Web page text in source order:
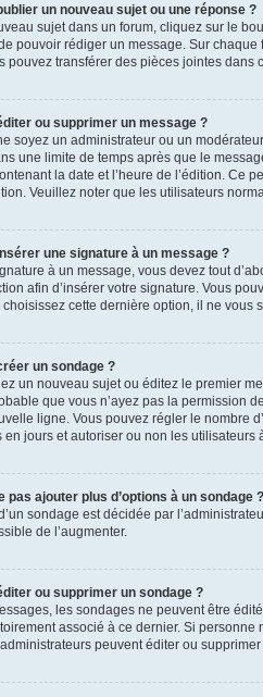
un nouveau sujet ou une réponse ?
sujet dans un forum, cliquez sur le
pouvoir rédiger un message. Sur
pouvez transférer des pièces jointes dans
ou supprimer un message ?
soyez un administrateur ou un
une limite de temps après que le
la date et l’heure de l’édition. Ce
Veuillez noter que les utilisateurs
une signature à un message ?
à un message, vous devez tout
afin d’insérer votre signature. Vous
choisissez cette dernière option, il ne
un sondage ?
un nouveau sujet ou éditez le premier
que vous n’ayez pas la permission
ligne. Vous pouvez régler le nombre
jours et autoriser ou non les utilisateurs
pas ajouter plus d’options à un sondage ?
sondage est décidée par
de l’augmenter.
ou supprimer un sondage ?
les sondages ne peuvent être
associé à ce dernier. Si
peuvent éditer ou